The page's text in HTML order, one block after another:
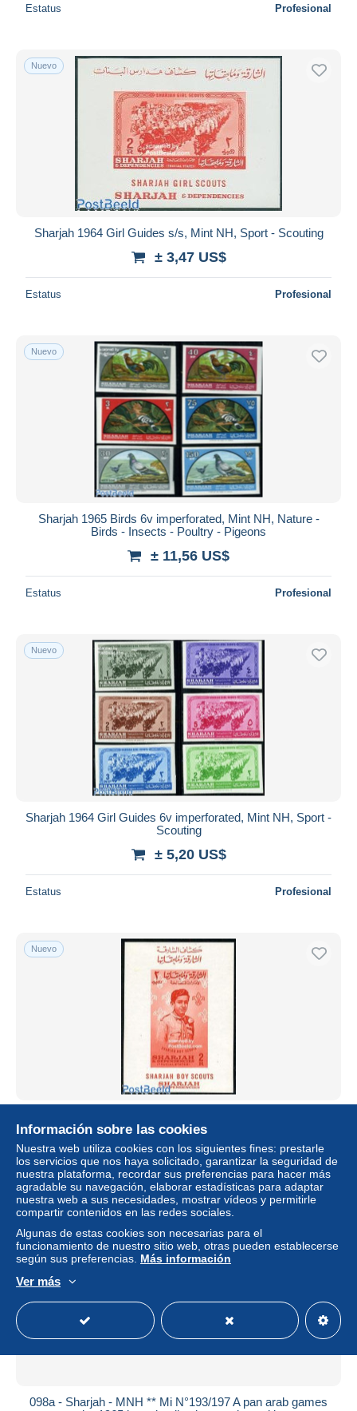
Estatus Profesional
Nuevo
Sharjah 1964 Girl Guides s/s, Mint NH, Sport - Scouting
± 3,47 US$
Estatus Profesional
Nuevo
Sharjah 1965 Birds 6v imperforated, Mint NH, Nature -
Birds - Insects - Poultry - Pigeons
± 11,56 US$
Estatus Profesional
Nuevo
Sharjah 1964 Girl Guides 6v imperforated, Mint NH, Sport -
Scouting
± 5,20 US$
Estatus Profesional
Nuevo
Estatus Profesional
Nuevo
098a - Sharjah - MNH ** Mi N°193/197 A pan arab games
Información sobre las cookies
Nuestra web utiliza cookies con los siguientes fines: prestarle
los servicios que nos haya solicitado, garantizar la seguridad de
nuestra plataforma, recordar sus preferencias para hacer más
agradable su navegación, elaborar estadísticas para adaptar
nuestra web a sus necesidades, mostrar vídeos y permitirle
compartir contenidos en las redes sociales.
Algunas de estas cookies son necesarias para el
funcionamiento de nuestro sitio web, otras pueden establecerse
según sus preferencias. Más información
Ver más